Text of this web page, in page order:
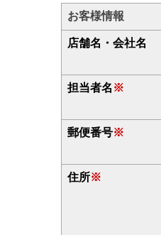
お客様情報
店舗名・会社名
担当者名 ※
郵便番号※
住所※